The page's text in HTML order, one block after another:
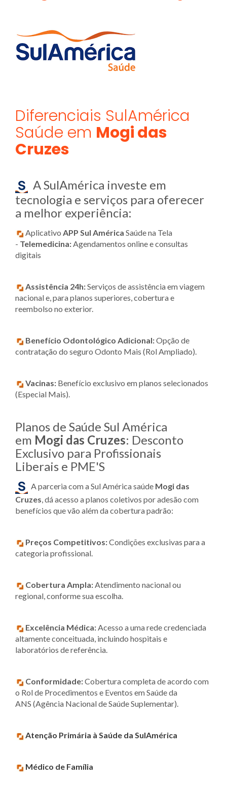
Diferenciais SulAmérica
Saúde em Mogi das
Cruzes
A SulAmérica investe em
tecnologia e serviços para oferecer
a melhor experiência:
Aplicativo APP Sul América Saúde na Tela
- Telemedicina:Agendamentos online e consultas
digitais
Assistência 24h:Serviços de assistência em viagem
nacional e, para planos superiores, cobertura e
reembolso no exterior.
Benefício Odontológico Adicional:Opção de
contratação do seguro Odonto Mais (Rol Ampliado).
Vacinas: Benefício exclusivo em planos selecionados
(Especial Mais).
Planos de Saúde Sul América
em Mogi das Cruzes: Desconto
Exclusivo para Profissionais
Liberais e PME'S
A parceria com a Sul América saúde Mogi das
Cruzes, dá acesso a planos coletivos por adesão com
benefícios que vão além da cobertura padrão:
Preços Competitivos:Condições exclusivas para a
categoria profissional.
Cobertura Ampla:Atendimento nacional ou
regional, conforme sua escolha.
Excelência Médica:Acesso a uma rede credenciada
altamente conceituada, incluindo hospitais e
laboratórios de referência.
Conformidade:Cobertura completa de acordo com
o Rol de Procedimentos e Eventos em Saúde da
ANS (Agência Nacional de Saúde Suplementar).
Atenção Primária à Saúde da SulAmérica
Médico de Família